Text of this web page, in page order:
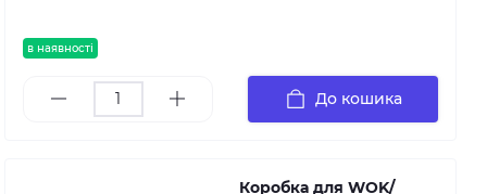
в наявності
До кошика
Коробка для WOK/